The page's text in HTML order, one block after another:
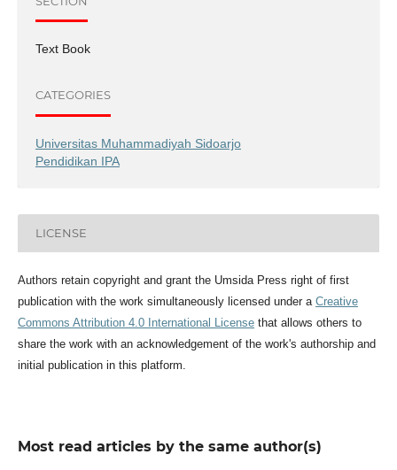
Text Book
CATEGORIES
Universitas Muhammadiyah Sidoarjo
Pendidikan IPA
LICENSE
Authors retain copyright and grant the Umsida Press right of first
publication with the work simultaneously licensed under a Creative
Commons Attribution 4.0 International Licensethat allows others to
share the work with an acknowledgement of the work's authorship and
initial publication in this platform.
Most read articles by the same author(s)